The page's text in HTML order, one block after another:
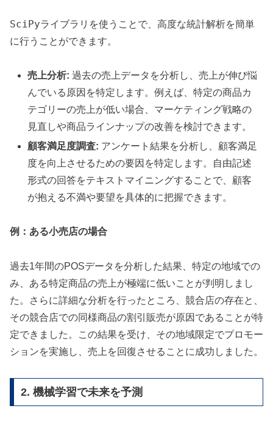
SciPyライブラリを使うことで、高度な統計解析を簡単
に行うことができます。
売上分析: 過去の売上データを分析し、売上が伸び悩
んでいる原因を特定します。例えば、特定の商品カ
テゴリーの売上が低い場合、マーケティング戦略の
見直しや商品ラインナップの改善を検討できます。
顧客満足度調査: アンケート結果を分析し、顧客満足
度を向上させるための要因を特定します。自由記述
形式の回答をテキストマイニングすることで、顧客
が抱える不満や要望を具体的に把握できます。
例：ある小売店の場合
過去1年間のPOSデータを分析した結果、特定の地域での
み、ある特定商品の売上が極端に低いことが判明しまし
た。さらに詳細な分析を行ったところ、競合店の存在と、
その競合店での同様商品の割引販売が原因であることが特
定できました。この結果を受け、その地域限定でプロモー
ションを実施し、売上を回復させることに成功しました。
2. 機械学習で未来を予測